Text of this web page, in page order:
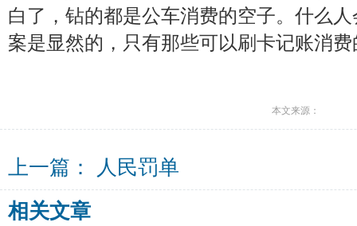
白了，钻的都是公车消费的空子。什么
案是显然的，只有那些可以刷卡记账消
本文来源：
上一篇：
人民罚单
相关文章